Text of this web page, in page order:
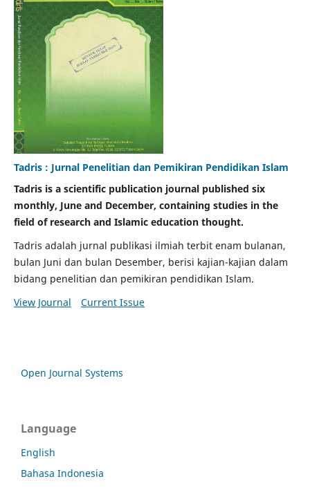
Tadris : Jurnal Penelitian dan Pemikiran Pendidikan Islam
Tadris is a scientific publication journal published six
monthly, June and December, containing studies in the
field of research and Islamic education thought.
Tadris adalah jurnal publikasi ilmiah terbit enam bulanan,
bulan Juni dan bulan Desember, berisi kajian-kajian dalam
bidang penelitian dan pemikiran pendidikan Islam.
View Journal
Current Issue
Open Journal Systems
Language
English
Bahasa Indonesia